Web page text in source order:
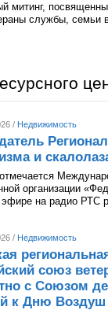
митинг,
службы,
/ Недвижимость
и
организации
эфире на радио РТС
/ Недвижимость
союз
с Союзом
к Дню Воздуш